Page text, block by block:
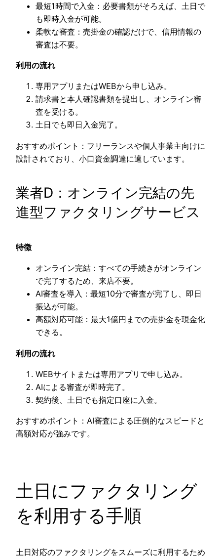
最短1時間で入金：必要書類がそろえば、土日で
も即時入金が可能。
柔軟な審査：売掛金の確認だけで、信用情報の
審査は不要。
利用の流れ
専用アプリまたはWEBから申し込み。
請求書と本人確認書類を提出し、オンライン審
査を受ける。
土日でも即日入金完了。
おすすめポイント：フリーランスや個人事業主向けに
設計されており、小口資金調達に適しています。
業者D：オンライン完結の先
進型ファクタリングサービス
特徴
オンライン完結：すべての手続きがオンライン
で完了するため、来店不要。
AI審査を導入：最短10分で審査が完了し、即日
振込が可能。
高額対応可能：最大1億円までの売掛金を現金化
できる。
利用の流れ
WEBサイトまたは専用アプリで申し込み。
AIによる審査が即時完了。
契約後、土日でも指定口座に入金。
おすすめポイント：AI審査による圧倒的なスピードと
高額対応が強みです。
土日にファクタリング
を利用する手順
土日対応のファクタリングをスムーズに利用するため